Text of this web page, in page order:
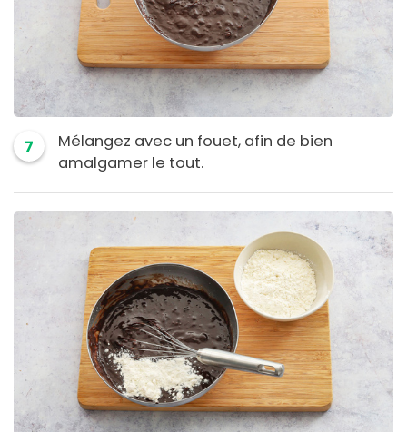
7
Mélangez avec un fouet, afin de bien
amalgamer le tout.